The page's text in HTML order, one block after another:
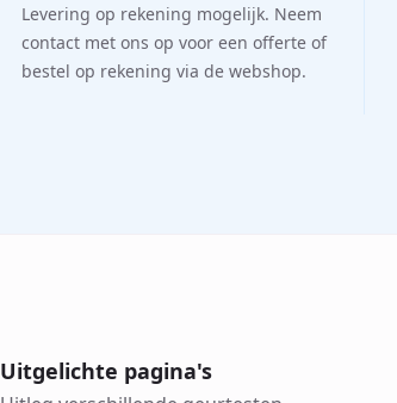
Levering op rekening mogelijk. Neem
contact met ons op voor een offerte of
bestel op rekening via de webshop.
Uitgelichte pagina's